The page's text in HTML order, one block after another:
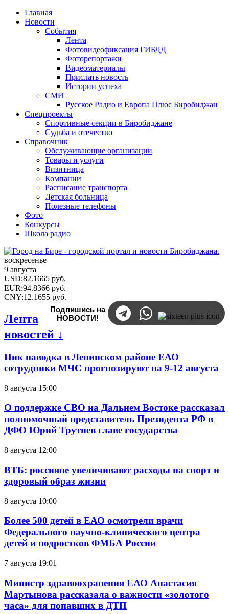
Главная
Новости
События
Лента
Фотовидеофиксация ГИБДД
Фоторепортажи
Видеоматериалы
Прислать новость
Истории успеха
СМИ
Русское Радио и Европа Плюс Биробиджан
Спецпроекты
Спортивные секции в Биробиджане
Судьба и отечество
Справочник
Обслуживающие организации
Товары и услуги
Визитница
Компании
Расписание транспорта
Детская больница
Полезные телефоны
Фото
Конкурсы
Школа радио
воскресенье
9 августа
USD:82.1665 руб.
EUR:94.8366 руб.
CNY:12.1655 руб.
Подпишись на
НОВОСТИ!
Лента
новостей ↓
Пик паводка в Ленинском районе ЕАО
сотрудники МЧС прогнозируют на 9-12 августа
8 августа 15:00
О поддержке СВО на Дальнем Востоке рассказал
полномочный представитель Президента РФ в
ДФО Юрий Трутнев главе государства
8 августа 12:00
ВТБ: россияне увеличивают расходы на спорт и
здоровый образ жизни
8 августа 10:00
Более 500 детей в ЕАО осмотрели врачи
Федерального научно-клинического центра
детей и подростков ФМБА России
7 августа 19:01
Министр здравоохранения ЕАО Анастасия
Мартынова рассказала о важности «золотого
часа» для попавших в ДТП